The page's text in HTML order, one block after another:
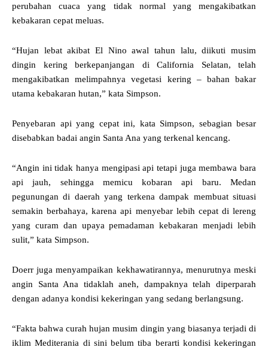
perubahan cuaca yang tidak normal yang mengakibatkan
kebakaran cepat meluas.
“Hujan lebat akibat El Nino awal tahun lalu, diikuti musim
dingin kering berkepanjangan di California Selatan, telah
mengakibatkan melimpahnya vegetasi kering – bahan bakar
utama kebakaran hutan,” kata Simpson.
Penyebaran api yang cepat ini, kata Simpson, sebagian besar
disebabkan badai angin Santa Ana yang terkenal kencang.
“Angin ini tidak hanya mengipasi api tetapi juga membawa bara
api jauh, sehingga memicu kobaran api baru. Medan
pegunungan di daerah yang terkena dampak membuat situasi
semakin berbahaya, karena api menyebar lebih cepat di lereng
yang curam dan upaya pemadaman kebakaran menjadi lebih
sulit,” kata Simpson.
Doerr juga menyampaikan kekhawatirannya, menurutnya meski
angin Santa Ana tidaklah aneh, dampaknya telah diperparah
dengan adanya kondisi kekeringan yang sedang berlangsung.
“Fakta bahwa curah hujan musim dingin yang biasanya terjadi di
iklim Mediterania di sini belum tiba berarti kondisi kekeringan